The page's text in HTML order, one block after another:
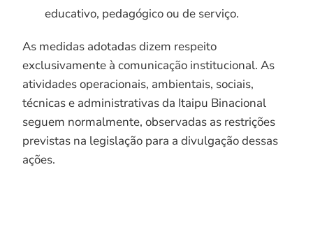
educativo, pedagógico ou de serviço.
As medidas adotadas dizem respeito
exclusivamente à comunicação institucional. As
atividades operacionais, ambientais, sociais,
técnicas e administrativas da Itaipu Binacional
seguem normalmente, observadas as restrições
previstas na legislação para a divulgação dessas
ações.